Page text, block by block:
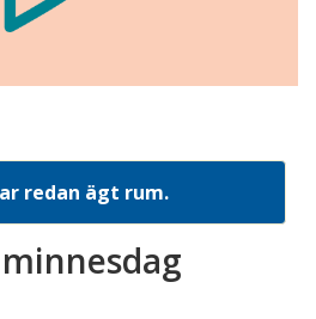
redan ägt rum.